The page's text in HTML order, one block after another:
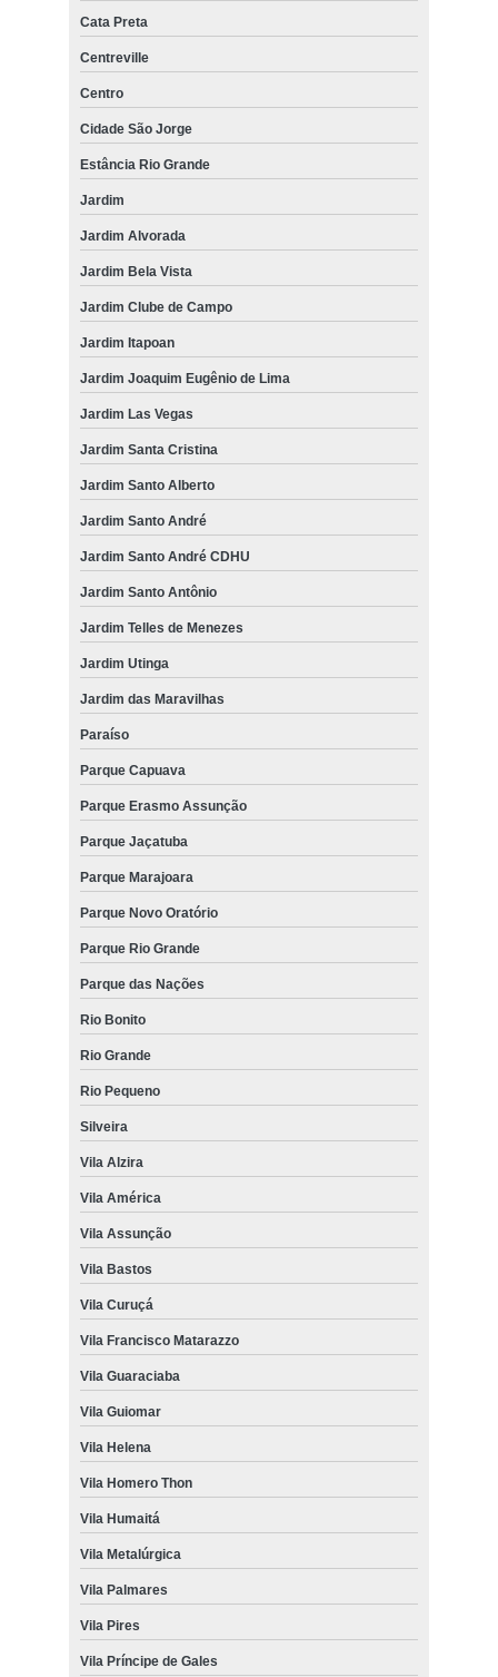
Cata Preta
Centreville
Centro
Cidade São Jorge
Estância Rio Grande
Jardim
Jardim Alvorada
Jardim Bela Vista
Jardim Clube de Campo
Jardim Itapoan
Jardim Joaquim Eugênio de Lima
Jardim Las Vegas
Jardim Santa Cristina
Jardim Santo Alberto
Jardim Santo André
Jardim Santo André CDHU
Jardim Santo Antônio
Jardim Telles de Menezes
Jardim Utinga
Jardim das Maravilhas
Paraíso
Parque Capuava
Parque Erasmo Assunção
Parque Jaçatuba
Parque Marajoara
Parque Novo Oratório
Parque Rio Grande
Parque das Nações
Rio Bonito
Rio Grande
Rio Pequeno
Silveira
Vila Alzira
Vila América
Vila Assunção
Vila Bastos
Vila Curuçá
Vila Francisco Matarazzo
Vila Guaraciaba
Vila Guiomar
Vila Helena
Vila Homero Thon
Vila Humaitá
Vila Metalúrgica
Vila Palmares
Vila Pires
Vila Príncipe de Gales